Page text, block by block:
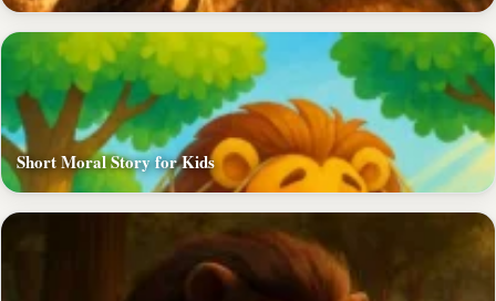
Short Moral Story for Kids